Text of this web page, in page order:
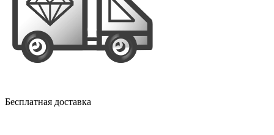
Бесплатная доставка